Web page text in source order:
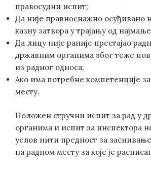
правосудни испит;
Да није правноснажно осуђивано
казну затвора у трајању од
Да лицу није раније престајао
државним органима због теже
из радног односа;
Ако има потребне компетенције
месту.
Положен стручни испит за рад у
органима и испит за инспектора
услов нити предност за
на радном месту за које је